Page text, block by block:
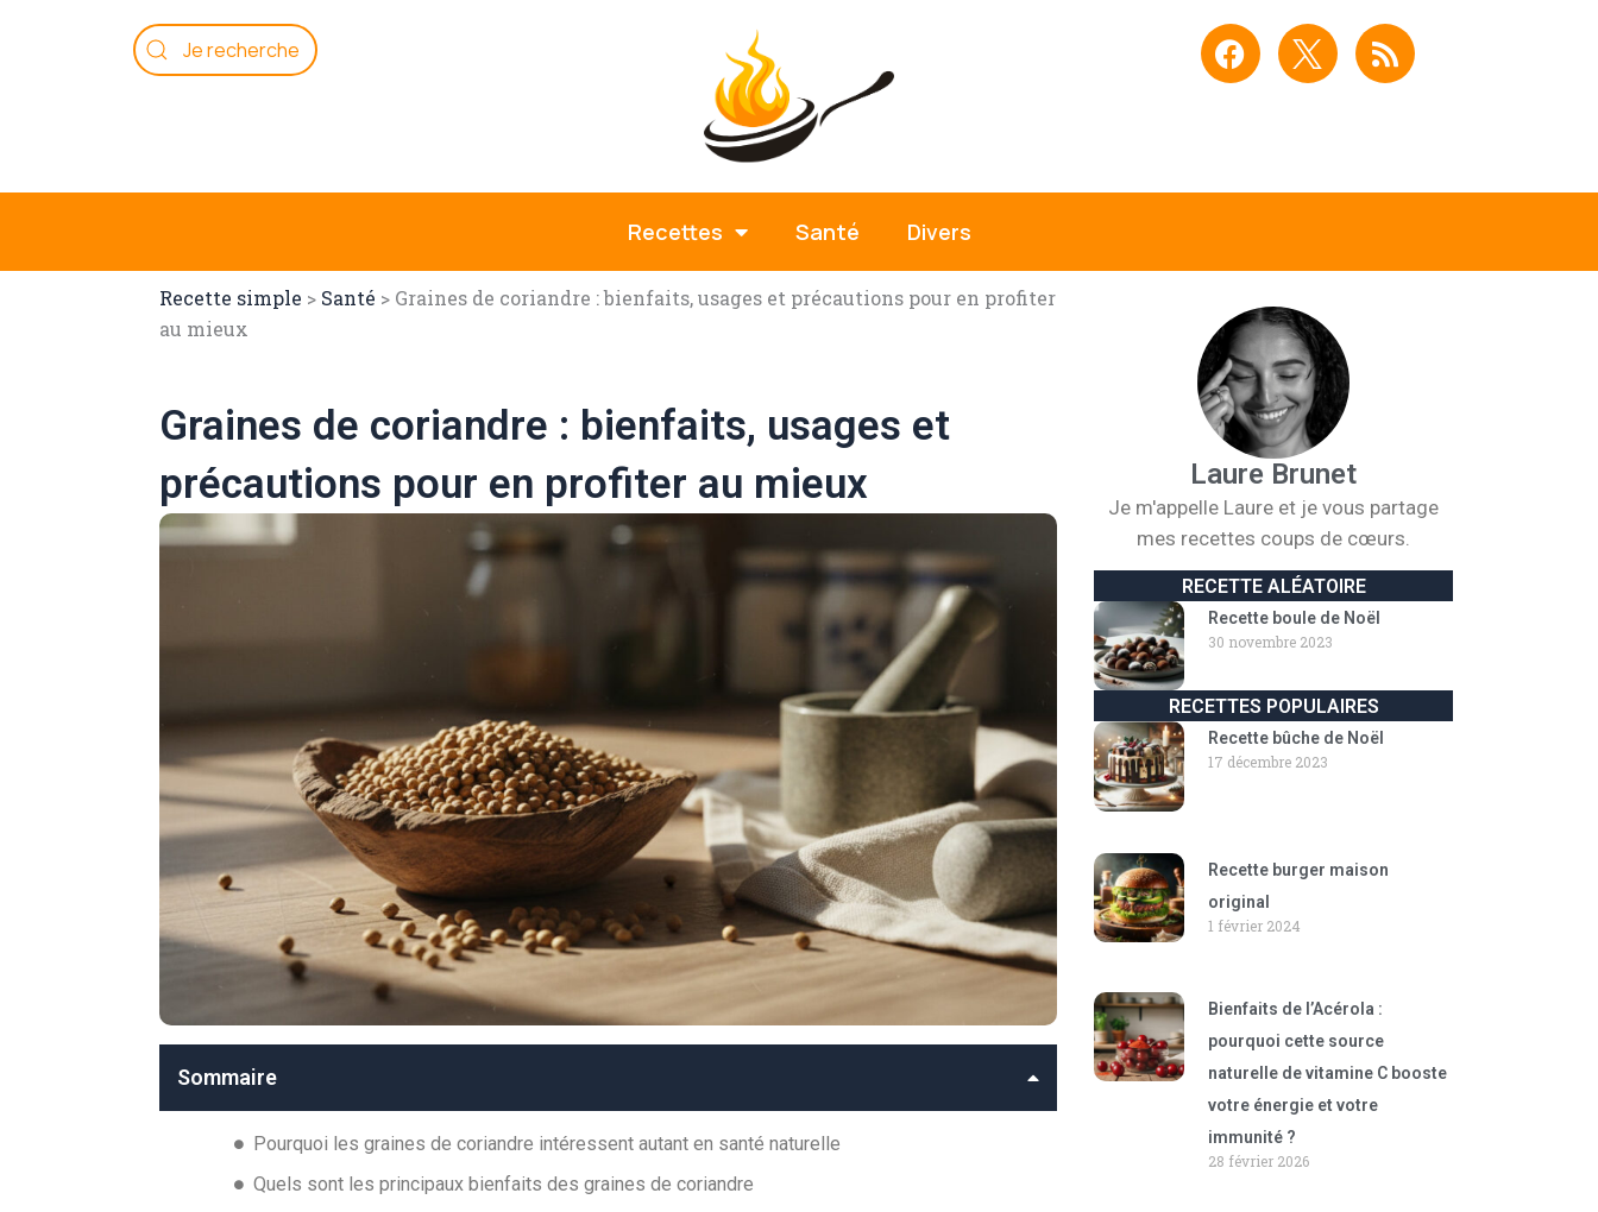
F
a
o
R
s
Recettes Santé Divers
Recette simple > Santé > Graines de coriandre : bienfaits, usages et précautions pour en profiter
au mieux
Graines de coriandre : bienfaits, usages et
précautions pour en profiter au mieux
Sommaire
Pourquoi les graines de coriandre intéressent autant en santé naturelle
Quels sont les principaux bienfaits des graines de coriandre
Laure Brunet
Je m'appelle Laure et je vous partage
mes recettes coups de cœurs.
RECETTE ALÉATOIRE
Recette boule de Noël
30 novembre 2023
RECETTES POPULAIRES
Recette bûche de Noël
17 décembre 2023
Recette burger maison
original
1 février 2024
Bienfaits de l’Acérola :
pourquoi cette source
naturelle de vitamine C booste
votre énergie et votre
immunité ?
28 février 2026